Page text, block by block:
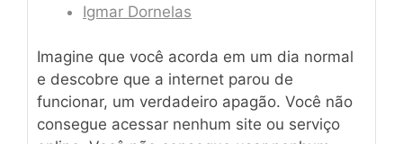
Igmar Dornelas
Imagine que você acorda em um dia normal
e descobre que a internet parou de
funcionar, um verdadeiro apagão. Você não
consegue acessar nenhum site ou serviço